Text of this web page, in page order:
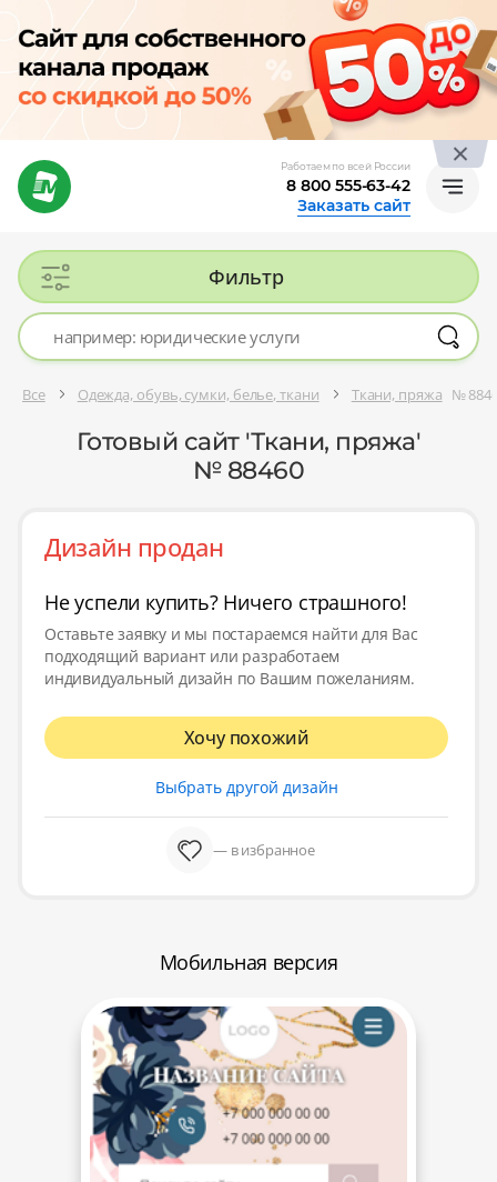
Работаем по всей России
8 800 555-63-42
Заказать сайт
Фильтр
Все Одежда, обувь, сумки, белье, ткани Ткани, пряжа №
Готовый сайт 'Ткани, пряжа'
№ 88460
Дизайн продан
Не успели купить? Ничего страшного!
Оставьте заявку и мы постараемся найти для Вас
подходящий вариант или разработаем
индивидуальный дизайн по Вашим пожеланиям.
Хочу похожий
Выбрать другой дизайн
— в избранное
Мобильная версия